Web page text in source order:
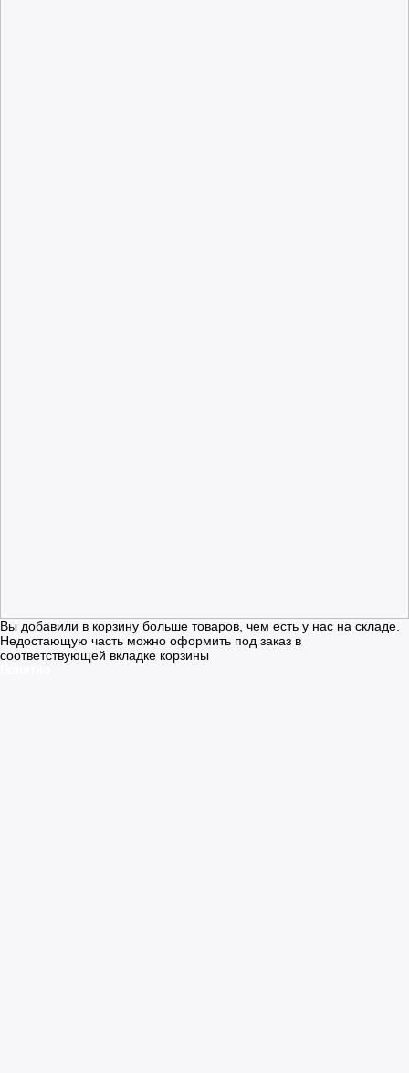
Вы добавили в корзину больше товаров, чем есть у нас на складе.
Недостающую часть можно оформить под заказ в
соответствующей вкладке корзины